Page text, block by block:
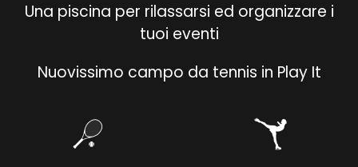
Una piscina per rilassarsi ed organizzare i
tuoi eventi
Nuovissimo campo da tennis in Play It